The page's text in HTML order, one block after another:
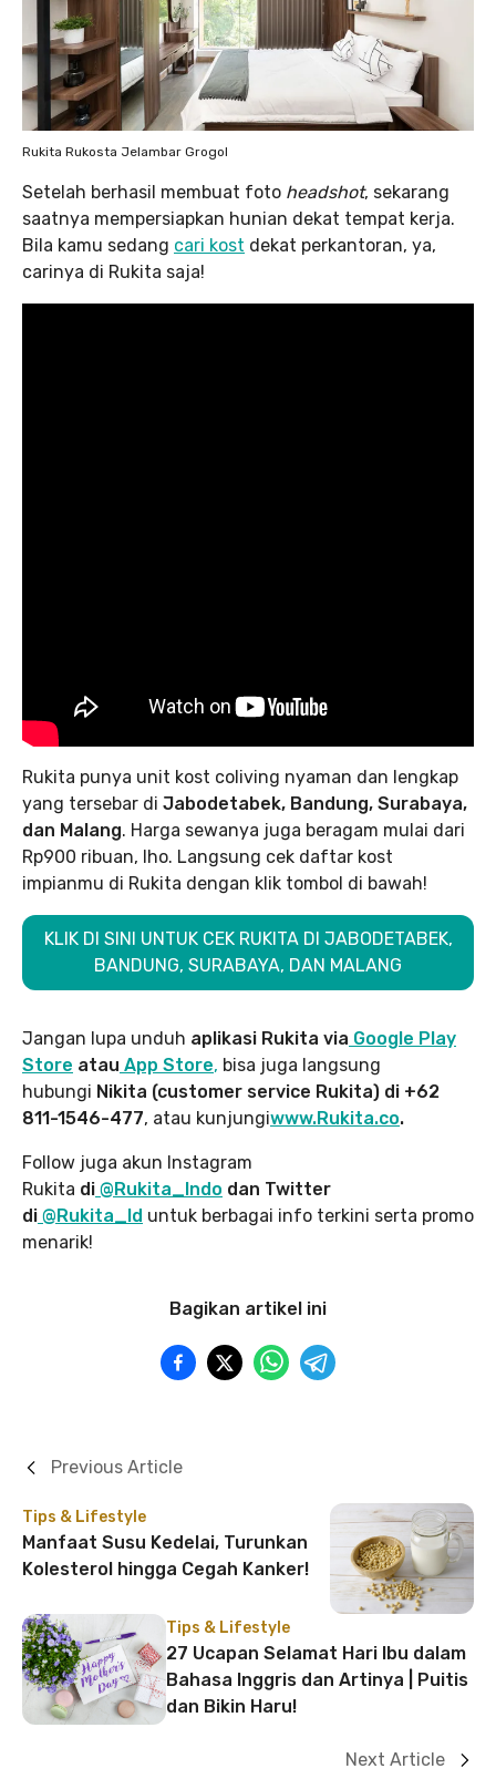
Rukita Rukosta Jelambar Grogol
Setelah berhasil membuat foto headshot, sekarang
saatnya mempersiapkan hunian dekat tempat kerja.
Bila kamu sedang cari kost dekat perkantoran, ya,
carinya di Rukita saja!
Rukita punya unit kost coliving nyaman dan lengkap
yang tersebar di Jabodetabek, Bandung, Surabaya,
dan Malang. Harga sewanya juga beragam mulai dari
Rp900 ribuan, lho. Langsung cek daftar kost
impianmu di Rukita dengan klik tombol di bawah!
KLIK DI SINI UNTUK CEK RUKITA DI JABODETABEK,
BANDUNG, SURABAYA, DAN MALANG
Jangan lupa unduh aplikasi Rukita via Google Play
Store atau App Store, bisa juga langsung
hubungi Nikita (customer service Rukita) di +62
811-1546-477, atau kunjungiwww.Rukita.co.
Follow juga akun Instagram
Rukita di @Rukita_Indo dan Twitter
di @Rukita_Id untuk berbagai info terkini serta promo
menarik!
Bagikan artikel ini
Tips & Lifestyle
Manfaat Susu Kedelai, Turunkan
Kolesterol hingga Cegah Kanker!
Previous Article
Tips & Lifestyle
27 Ucapan Selamat Hari Ibu dalam
Bahasa Inggris dan Artinya | Puitis
dan Bikin Haru!
Next Article